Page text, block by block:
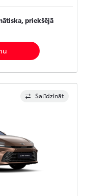
priekšējā
Salīdzināt